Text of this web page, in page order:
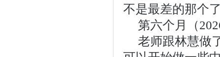
不是最差的那个
第六个月（
老师跟林慧做